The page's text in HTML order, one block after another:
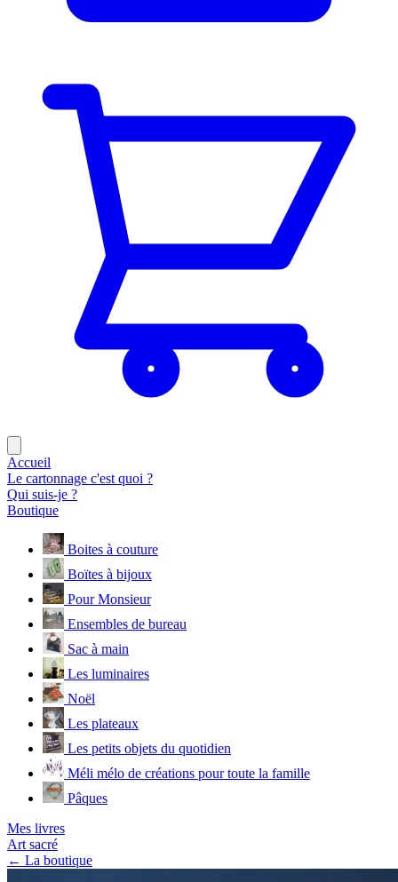
Accueil
Le cartonnage c'est quoi ?
Qui suis-je ?
Boutique
Boites à couture
Boïtes à bijoux
Pour Monsieur
Ensembles de bureau
Sac à main
Les luminaires
Noël
Les plateaux
Les petits objets du quotidien
Méli mélo de créations pour toute la famille
Pâques
Mes livres
Art sacré
← La boutique